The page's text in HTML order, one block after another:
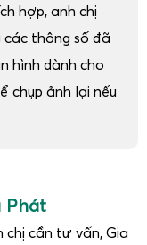
hợp, anh chị
các thông số đã
hình dành cho
chụp ảnh lại nếu
Phát
chị cần tư vấn, Gia